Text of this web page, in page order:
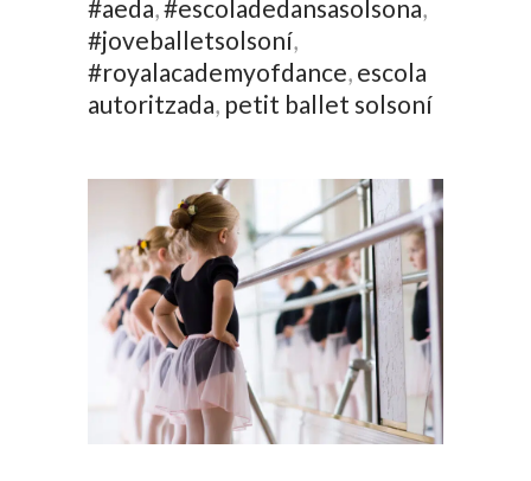
#aeda,#escoladedansasolsona,
#joveballetsolsoní,
#royalacademyofdance, escola
autoritzada, petit ballet solsoní